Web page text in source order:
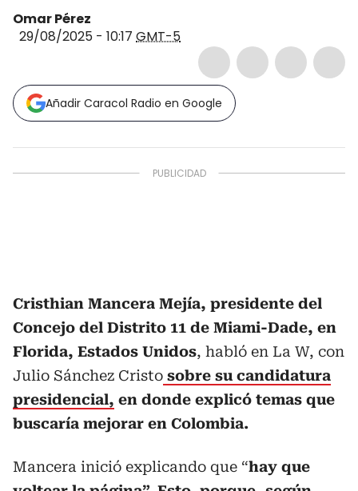
Omar Pérez
29/08/2025 - 10:17 GMT-5
Añadir Caracol Radio en Google
Cristhian Mancera Mejía, presidente del
Concejo del Distrito 11 de Miami-Dade, en
Florida, Estados Unidos, habló en La W, con
Julio Sánchez Cristo sobre su candidatura
presidencial, en donde explicó temas que
buscaría mejorar en Colombia.
Mancera inició explicando que “hay que